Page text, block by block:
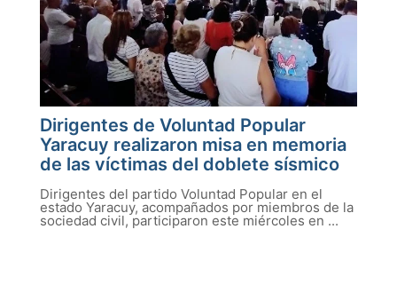
Dirigentes de Voluntad Popular
Yaracuy realizaron misa en memoria
de las víctimas del doblete sísmico
Dirigentes del partido Voluntad Popular en el
estado Yaracuy, acompañados por miembros de la
sociedad civil, participaron este miércoles en ...